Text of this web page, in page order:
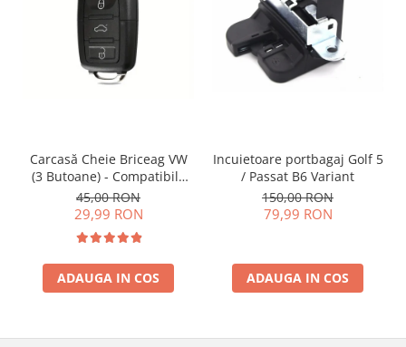
Carcasă Cheie Briceag VW
(3 Butoane) - Compatibilă
Golf 5, Jetta, Touran etc
45,00 RON
29,99 RON
ADAUGA IN COS
Incuietoare portbagaj Golf 5
/ Passat B6 Variant
150,00 RON
79,99 RON
ADAUGA IN COS